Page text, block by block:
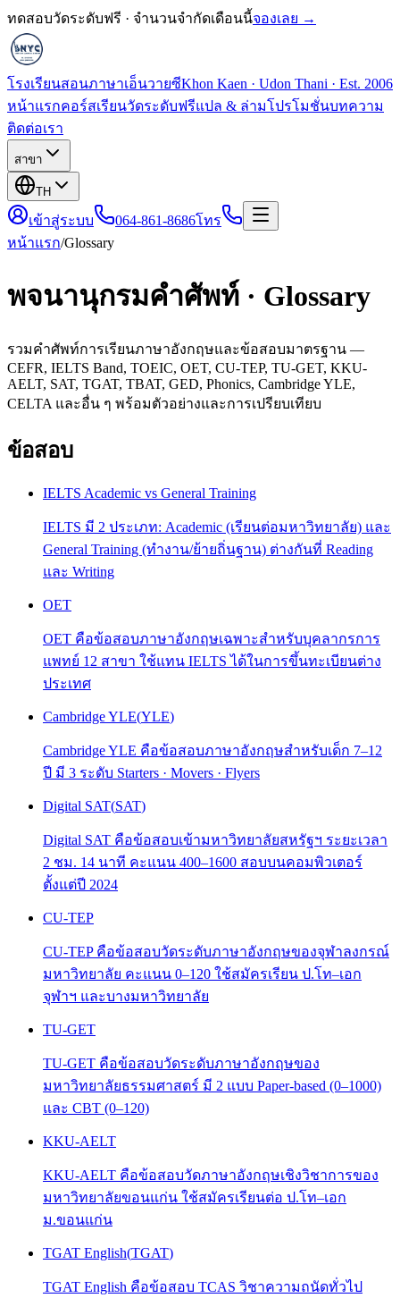
ทดสอบวัดระดับฟรี · จำนวนจำกัดเดือนนี้จองเลย →
โรงเรียนสอนภาษาเอ็นวายซีKhon Kaen · Udon Thani · Est. 2006
หน้าแรกคอร์สเรียนวัดระดับฟรีแปล & ล่ามโปรโมชั่นบทความ
ติดต่อเรา
สาขา
TH
เข้าสู่ระบบ 064-861-8686โทร
หน้าแรก/Glossary
พจนานุกรมคำศัพท์ · Glossary
รวมคำศัพท์การเรียนภาษาอังกฤษและข้อสอบมาตรฐาน —
CEFR, IELTS Band, TOEIC, OET, CU-TEP, TU-GET, KKU-
AELT, SAT, TGAT, TBAT, GED, Phonics, Cambridge YLE,
CELTA และอื่น ๆ พร้อมตัวอย่างและการเปรียบเทียบ
ข้อสอบ
IELTS Academic vs General Training
IELTS มี 2 ประเภท: Academic (เรียนต่อมหาวิทยาลัย) และ
General Training (ทำงาน/ย้ายถิ่นฐาน) ต่างกันที่ Reading
และ Writing
OET
OET คือข้อสอบภาษาอังกฤษเฉพาะสำหรับบุคลากรการ
แพทย์ 12 สาขา ใช้แทน IELTS ได้ในการขึ้นทะเบียนต่าง
ประเทศ
Cambridge YLE(YLE)
Cambridge YLE คือข้อสอบภาษาอังกฤษสำหรับเด็ก 7–12
ปี มี 3 ระดับ Starters · Movers · Flyers
Digital SAT(SAT)
Digital SAT คือข้อสอบเข้ามหาวิทยาลัยสหรัฐฯ ระยะเวลา
2 ชม. 14 นาที คะแนน 400–1600 สอบบนคอมพิวเตอร์
ตั้งแต่ปี 2024
CU-TEP
CU-TEP คือข้อสอบวัดระดับภาษาอังกฤษของจุฬาลงกรณ์
มหาวิทยาลัย คะแนน 0–120 ใช้สมัครเรียน ป.โท–เอก
จุฬาฯ และบางมหาวิทยาลัย
TU-GET
TU-GET คือข้อสอบวัดระดับภาษาอังกฤษของ
มหาวิทยาลัยธรรมศาสตร์ มี 2 แบบ Paper-based (0–1000)
และ CBT (0–120)
KKU-AELT
KKU-AELT คือข้อสอบวัดภาษาอังกฤษเชิงวิชาการของ
มหาวิทยาลัยขอนแก่น ใช้สมัครเรียนต่อ ป.โท–เอก
ม.ขอนแก่น
TGAT English(TGAT)
TGAT English คือข้อสอบ TCAS วิชาความถนัดทั่วไป